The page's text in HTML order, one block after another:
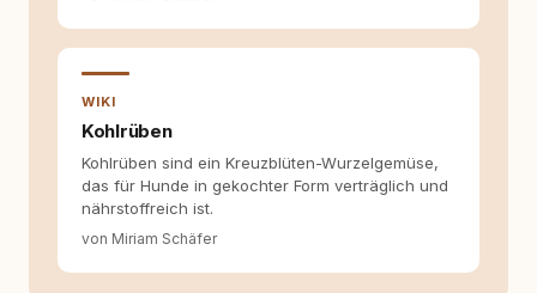
WIKI
Kohlrüben
Kohlrüben sind ein Kreuzblüten-Wurzelgemüse,
das für Hunde in gekochter Form verträglich und
nährstoffreich ist.
von Miriam Schäfer